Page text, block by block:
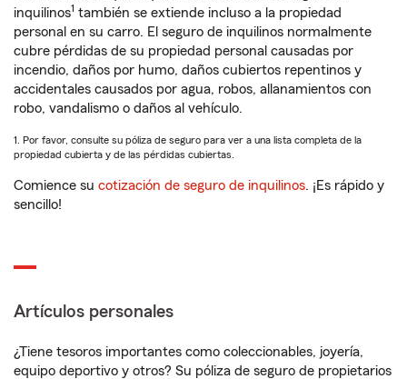
inquilinos1 también se extiende incluso a la propiedad
personal en su carro. El seguro de inquilinos normalmente
cubre pérdidas de su propiedad personal causadas por
incendio, daños por humo, daños cubiertos repentinos y
accidentales causados por agua, robos, allanamientos con
robo, vandalismo o daños al vehículo.
1. Por favor, consulte su póliza de seguro para ver a una lista completa de la
propiedad cubierta y de las pérdidas cubiertas.
Comience su cotización de seguro de inquilinos. ¡Es rápido y
sencillo!
Artículos personales
¿Tiene tesoros importantes como coleccionables, joyería,
equipo deportivo y otros? Su póliza de seguro de propietarios